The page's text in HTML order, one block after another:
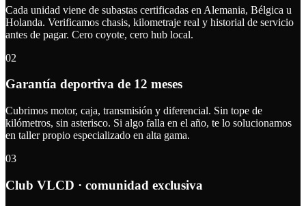
Cada unidad viene de subastas certificadas en Alemania, Bélgica u
Holanda. Verificamos chasis, kilometraje real y historial de servicio
antes de pagar. Cero coyote, cero hub local.
02
Garantía deportiva de 12 meses
Cubrimos motor, caja, transmisión y diferencial. Sin tope de
kilómetros, sin asterisco. Si algo falla en el año, te lo solucionamos
en taller propio especializado en alta gama.
03
Club VLCD · comunidad exclusiva